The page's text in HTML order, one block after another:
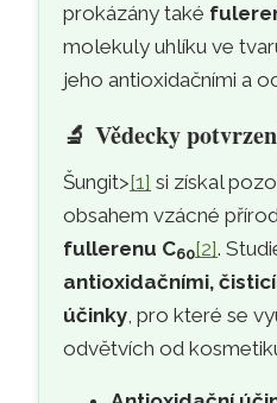
prokázány také
molekuly uhlíku ve
jeho antioxidačními a
🔬Vědecky
Šungit>[1] si získal
obsahem vzácné
fullerenu C60[2].
antioxidačními,
účinky, pro které se
odvětvích od